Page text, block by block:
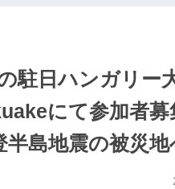
駐日ハンガリー
にて参加者
半島地震の被災地